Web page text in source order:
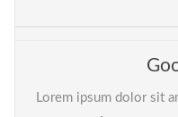
Lorem ipsum dolor sit